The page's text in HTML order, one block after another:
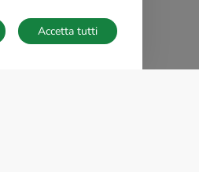
Accetta tutti